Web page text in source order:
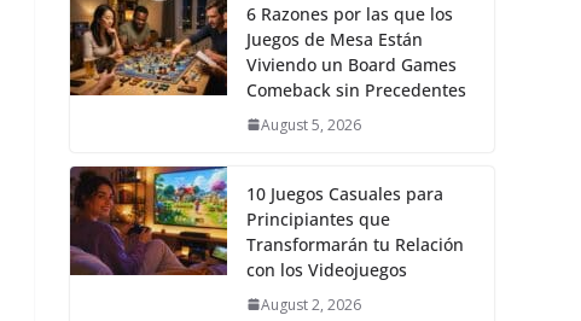
6 Razones por las que los
Juegos de Mesa Están
Viviendo un Board Games
Comeback sin Precedentes
August 5, 2026
10 Juegos Casuales para
Principiantes que
Transformarán tu Relación
con los Videojuegos
August 2, 2026